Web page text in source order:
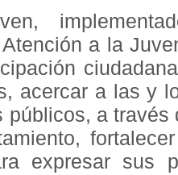
a la
acercar a las y
públicos, a
expresar sus